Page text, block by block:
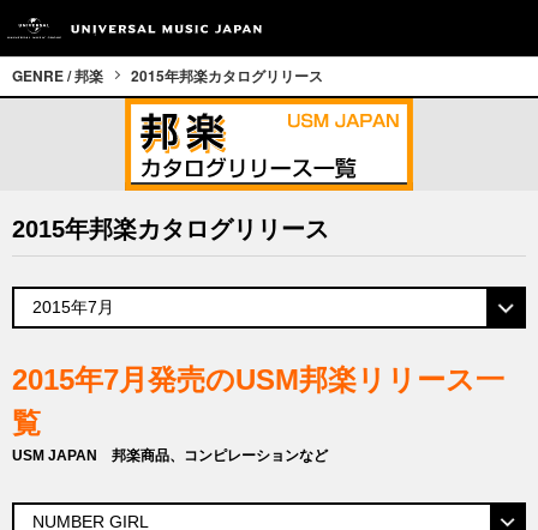
GENRE / 邦楽 2015年邦楽カタログリリース
2015年邦楽カタログリリース
2015年7月発売のUSM邦楽リリース一
覧
USM JAPAN 邦楽商品、コンピレーションなど